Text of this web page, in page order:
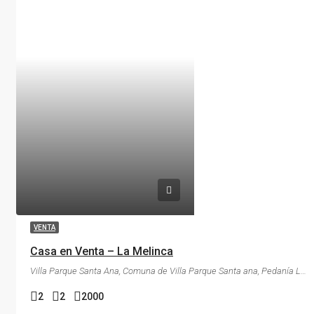
VENTA
Casa en Venta – La Melinca
Villa Parque Santa Ana, Comuna de Villa Parque Santa ana, Pedanía Lagunilla, Departamento Santa María, Córdoba, X5186, Argentina
2 2 2000